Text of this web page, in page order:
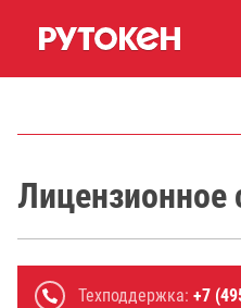
Лицензионное
Техподдержка: +7